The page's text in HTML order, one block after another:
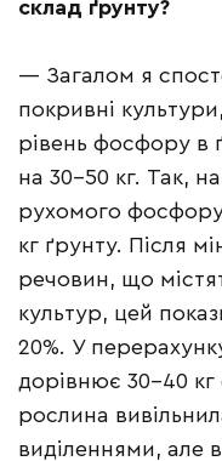
склад ґрунту?
— Загалом я
покривні
рівень фосфору в
на 30–50 кг. Так,
рухомого
кг ґрунту. Після
речовин, що
культур, цей
20%. У
дорівнює 30–40
рослина
виділеннями, але